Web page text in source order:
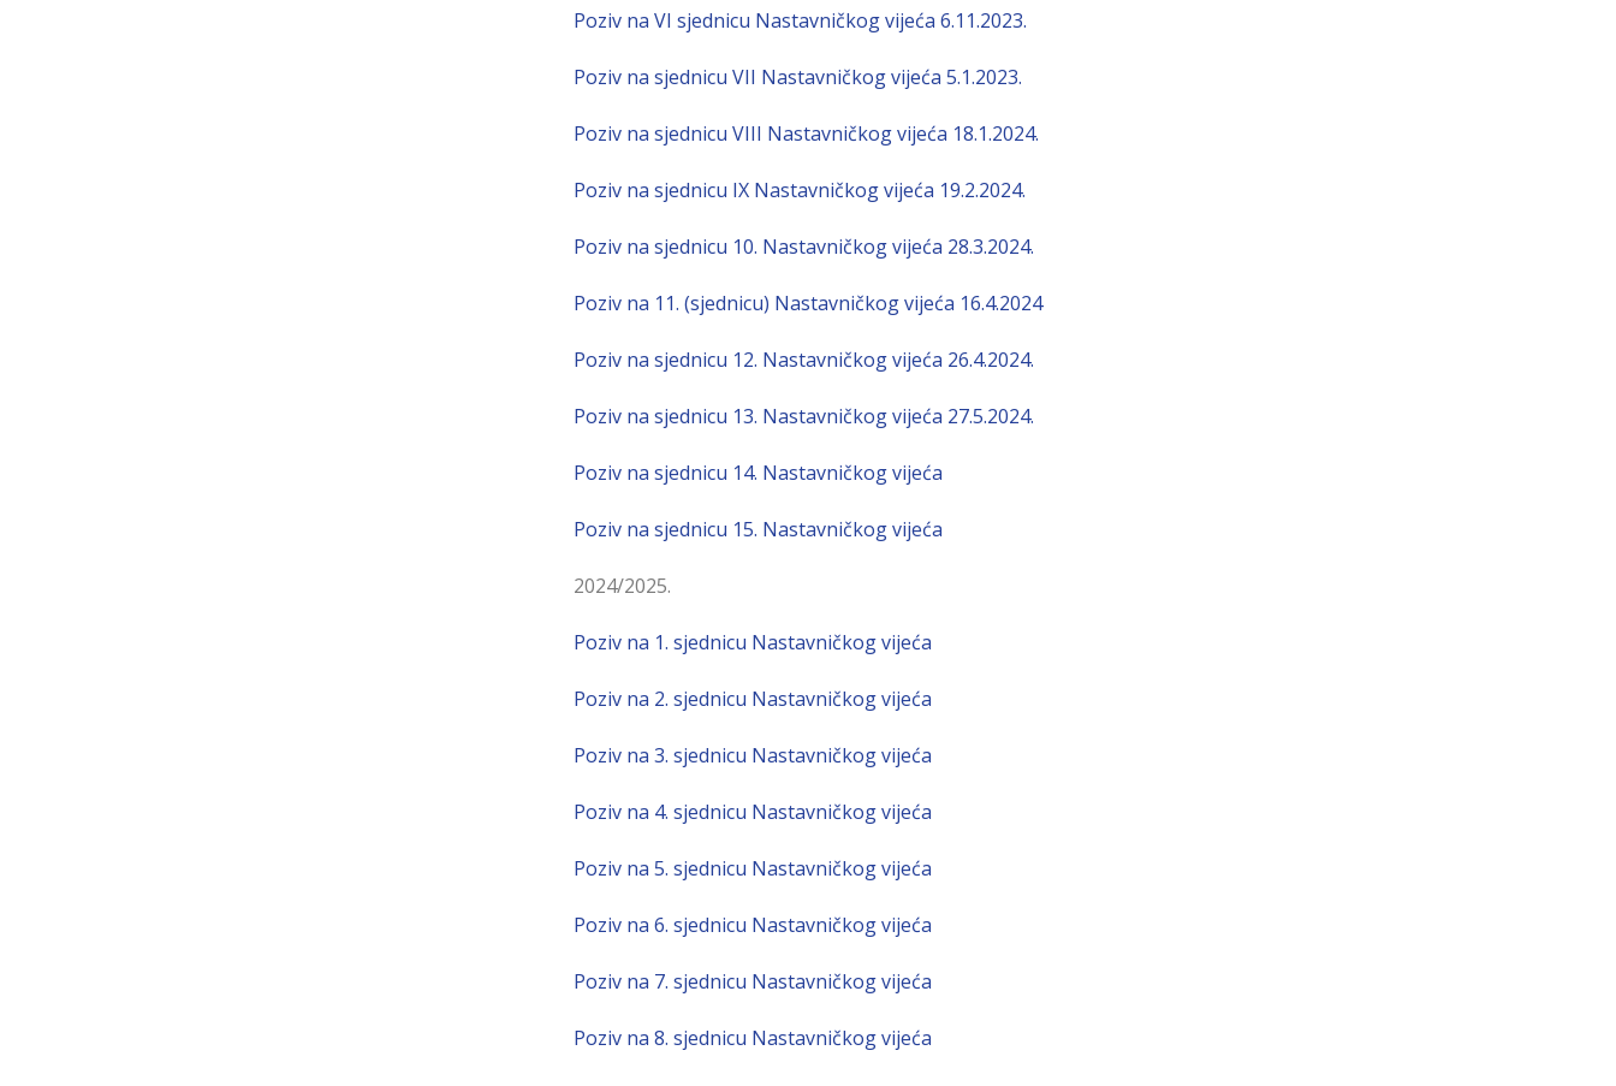
Poziv na VI sjednicu Nastavničkog vijeća 6.11.2023.
Poziv na sjednicu VII Nastavničkog vijeća 5.1.2023.
Poziv na sjednicu VIII Nastavničkog vijeća 18.1.2024.
Poziv na sjednicu IX Nastavničkog vijeća 19.2.2024.
Poziv na sjednicu 10. Nastavničkog vijeća 28.3.2024.
Poziv na 11. (sjednicu) Nastavničkog vijeća 16.4.2024
Poziv na sjednicu 12. Nastavničkog vijeća 26.4.2024.
Poziv na sjednicu 13. Nastavničkog vijeća 27.5.2024.
Poziv na sjednicu 14. Nastavničkog vijeća
Poziv na sjednicu 15. Nastavničkog vijeća
2024/2025.
Poziv na 1. sjednicu Nastavničkog vijeća
Poziv na 2. sjednicu Nastavničkog vijeća
Poziv na 3. sjednicu Nastavničkog vijeća
Poziv na 4. sjednicu Nastavničkog vijeća
Poziv na 5. sjednicu Nastavničkog vijeća
Poziv na 6. sjednicu Nastavničkog vijeća
Poziv na 7. sjednicu Nastavničkog vijeća
Poziv na 8. sjednicu Nastavničkog vijeća